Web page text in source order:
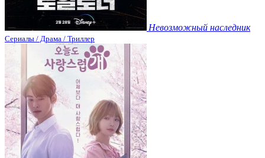
Невозможный наследник
Сериалы / Драма / Триллер